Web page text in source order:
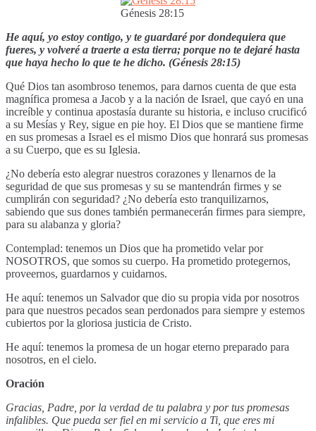
Génesis 28:15
He aquí, yo estoy contigo, y te guardaré por dondequiera que
fueres, y volveré a traerte a esta tierra; porque no te dejaré hasta
que haya hecho lo que te he dicho. (Génesis 28:15)
Qué Dios tan asombroso tenemos, para darnos cuenta de que esta
magnífica promesa a Jacob y a la nación de Israel, que cayó en una
increíble y continua apostasía durante su historia, e incluso crucificó
a su Mesías y Rey, sigue en pie hoy. El Dios que se mantiene firme
en sus promesas a Israel es el mismo Dios que honrará sus promesas
a su Cuerpo, que es su Iglesia.
¿No debería esto alegrar nuestros corazones y llenarnos de la
seguridad de que sus promesas y su se mantendrán firmes y se
cumplirán con seguridad? ¿No debería esto tranquilizarnos,
sabiendo que sus dones también permanecerán firmes para siempre,
para su alabanza y gloria?
Contemplad: tenemos un Dios que ha prometido velar por
NOSOTROS, que somos su cuerpo. Ha prometido protegernos,
proveernos, guardarnos y cuidarnos.
He aquí: tenemos un Salvador que dio su propia vida por nosotros
para que nuestros pecados sean perdonados para siempre y estemos
cubiertos por la gloriosa justicia de Cristo.
He aquí: tenemos la promesa de un hogar eterno preparado para
nosotros, en el cielo.
Oración
Gracias, Padre, por la verdad de tu palabra y por tus promesas
infalibles. Que pueda ser fiel en mi servicio a Ti, que eres mi